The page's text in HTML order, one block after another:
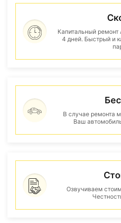
Капитальный ремонт
4 дней. Быстрый и
В случае ремонта
Ваш
Озвучиваем